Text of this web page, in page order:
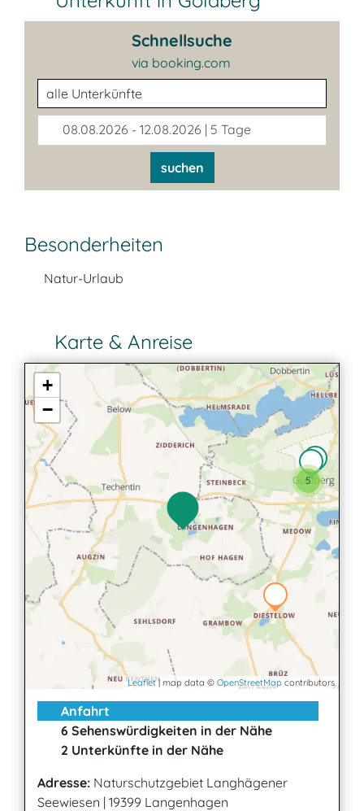
Schnellsuche
via booking.com
Unterkunftsart
08.08.2026 - 12.08.2026 | 5 Tage
suchen
Besonderheiten
Natur-Urlaub
Karte & Anreise
5
+
−
Leaflet| map data © OpenStreetMap contributors
Anfahrt
6 Sehenswürdigkeiten in der Nähe
2 Unterkünfte in der Nähe
Adresse: Naturschutzgebiet Langhägener
Seewiesen | 19399 Langenhagen